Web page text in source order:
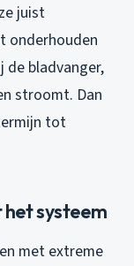
juist
onderhouden
de bladvanger,
stroomt. Dan
tot
systeem
met extreme